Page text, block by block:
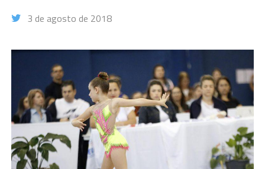
3 de agosto de 2018